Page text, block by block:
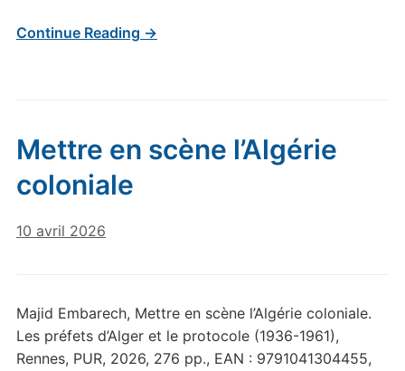
Continue Reading →
Mettre en scène l’Algérie
coloniale
10 avril 2026
Majid Embarech, Mettre en scène l’Algérie coloniale.
Les préfets d’Alger et le protocole (1936-1961),
Rennes, PUR, 2026, 276 pp., EAN : 9791041304455,